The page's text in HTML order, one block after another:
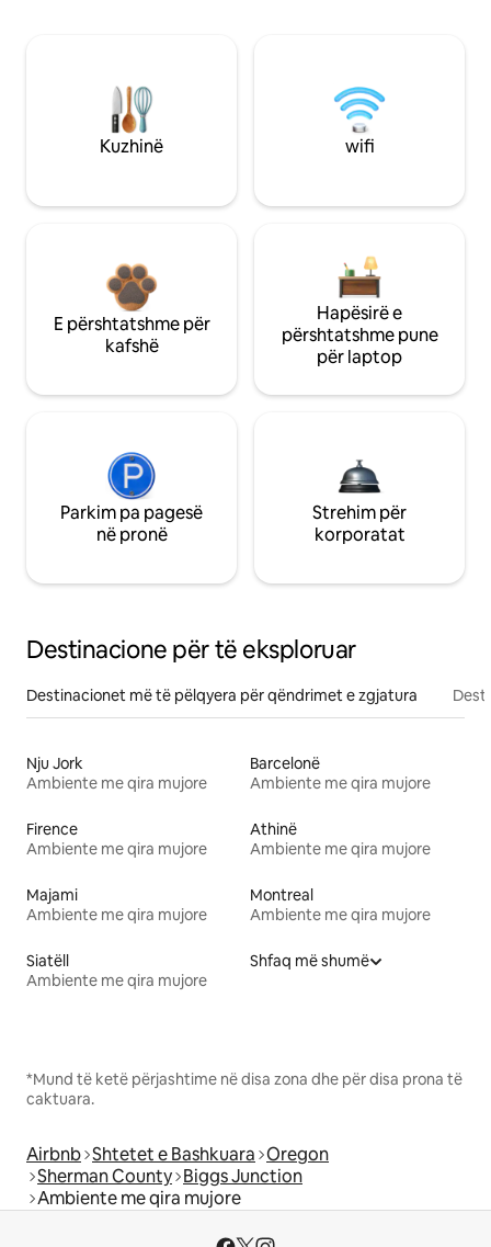
Kuzhinë wifi
E përshtatshme për
kafshë
Hapësirë e
përshtatshme pune
për laptop
Parkim pa pagesë
në pronë
Strehim për
korporatat
Destinacione për të eksploruar
Destinacionet më të pëlqyera për qëndrimet e zgjatura
Nju Jork
Ambiente me qira mujore
Barcelonë
Ambiente me qira mujore
Firence
Ambiente me qira mujore
Athinë
Ambiente me qira mujore
Majami
Ambiente me qira mujore
Montreal
Ambiente me qira mujore
Siatëll
Ambiente me qira mujore
Shfaq më shumë
*Mund të ketë përjashtime në disa zona dhe për disa prona të
caktuara.
Airbnb Shtetet e Bashkuara Oregon
Sherman County Biggs Junction
Ambiente me qira mujore